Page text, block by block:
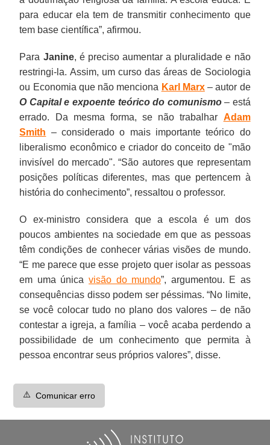
para educar ela tem de transmitir conhecimento que
tem base científica”, afirmou.
Para Janine, é preciso aumentar a pluralidade e não
restringi-la. Assim, um curso das áreas de Sociologia
ou Economia que não menciona Karl Marx– autor de
O Capital e expoente teórico do comunismo– está
errado. Da mesma forma, se não trabalhar Adam
Smith – considerado o mais importante teórico do
liberalismo econômico e criador do conceito de "mão
invisível do mercado". “São autores que representam
posições políticas diferentes, mas que pertencem à
história do conhecimento”, ressaltou o professor.
O ex-ministro considera que a escola é um dos
poucos ambientes na sociedade em que as pessoas
têm condições de conhecer várias visões de mundo.
“E me parece que esse projeto quer isolar as pessoas
em uma única visão do mundo”, argumentou. E as
consequências disso podem ser péssimas. “No limite,
se você colocar tudo no plano dos valores – de não
contestar a igreja, a família – você acaba perdendo a
possibilidade de um conhecimento que permita à
pessoa encontrar seus próprios valores”, disse.
⚠️ Comunicar erro